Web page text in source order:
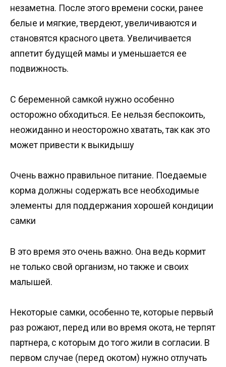
незаметна. После этого времени соски, ранее
белые и мягкие, твердеют, увеличиваются и
становятся красного цвета. Увеличивается
аппетит будущей мамы и уменьшается ее
подвижность.
С беременной самкой нужно особенно
осторожно обходиться. Ее нельзя беспокоить,
неожиданно и неосторожно хватать, так как это
может привести к выкидышу
Очень важно правильное питание. Поедаемые
корма должны содержать все необходимые
элементы для поддержания хорошей кондиции
самки
В это время это очень важно. Она ведь кормит
не только свой организм, но также и своих
малышей.
Некоторые самки, особенно те, которые первый
раз рожают, перед или во время окота, не терпят
партнера, с которым до того жили в согласии. В
первом случае (перед окотом) нужно отлучать